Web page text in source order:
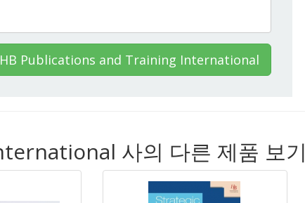
Publications and Training International
사의 다른 제품 보기